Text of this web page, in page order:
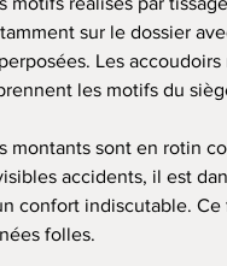
sur le dossier
Les
les motifs du
montants sont en rotin
accidents, il est
confort indiscutable.
folles.